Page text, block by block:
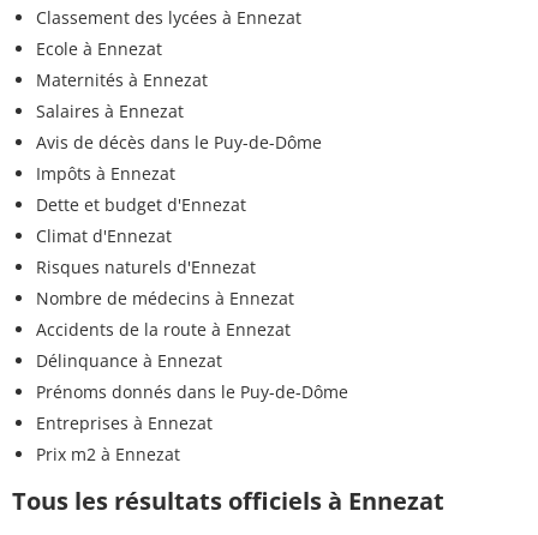
Classement des lycées à Ennezat
Ecole à Ennezat
Maternités à Ennezat
Salaires à Ennezat
Avis de décès dans le Puy-de-Dôme
Impôts à Ennezat
Dette et budget d'Ennezat
Climat d'Ennezat
Risques naturels d'Ennezat
Nombre de médecins à Ennezat
Accidents de la route à Ennezat
Délinquance à Ennezat
Prénoms donnés dans le Puy-de-Dôme
Entreprises à Ennezat
Prix m2 à Ennezat
Tous les résultats officiels à Ennezat